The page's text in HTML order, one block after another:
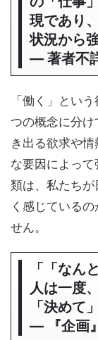
現であり
状況から
― 著者不
「働く」とい
つの概念に分
き出る欲求や
な要因によっ
類は、私たち
く感じている
せん。
「「なん
人は一度
「決めて
― 『企画』